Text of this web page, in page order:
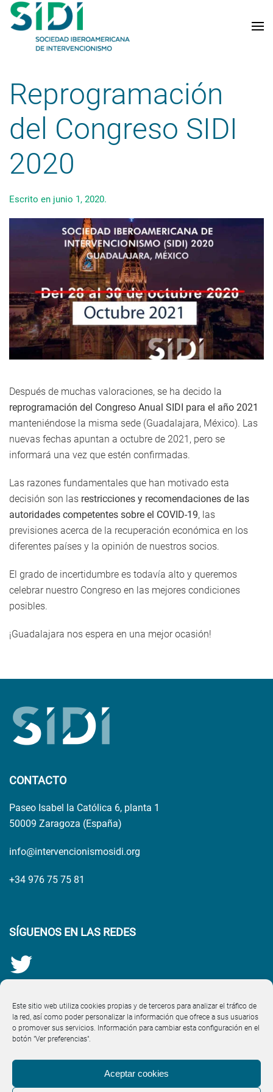
Este sitio web utiliza cookies propias y de terceros para analizar el tráfico de
la red, así como poder personalizar la información que ofrece a sus usuarios
o promover sus servicios. Información para cambiar esta configuración en el
botón "Ver preferencias".
Aceptar cookies
Skip to main content
Reprogramación
del Congreso SIDI
2020
Escrito en junio 1, 2020.
Después de muchas valoraciones, se ha decido la
reprogramación del Congreso Anual SIDI para el año 2021
manteniéndose la misma sede (Guadalajara, México). Las
nuevas fechas apuntan a octubre de 2021, pero se
informará una vez que estén confirmadas.
Las razones fundamentales que han motivado esta
decisión son las restricciones y recomendaciones de las
autoridades competentes sobre el COVID-19, las
previsiones acerca de la recuperación económica en los
diferentes países y la opinión de nuestros socios.
El grado de incertidumbre es todavía alto y queremos
celebrar nuestro Congreso en las mejores condiciones
posibles.
¡Guadalajara nos espera en una mejor ocasión!
CONTACTO
Paseo Isabel la Católica 6, planta 1
50009 Zaragoza (España)
info@intervencionismosidi.org
+34 976 75 75 81
SÍGUENOS EN LAS REDES